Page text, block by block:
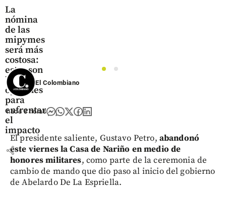
La
nómina
de las
mipymes
será más
costosa:
estas son
las
opciones
para
enfrentar
el
impacto
share
1
2
El Colombiano
hace 3 horas
El presidente saliente, Gustavo Petro, abandonó
este viernes la Casa de Nariño en medio de
honores militares, como parte de la ceremonia de
cambio de mando que dio paso al inicio del gobierno
de Abelardo De La Espriella.